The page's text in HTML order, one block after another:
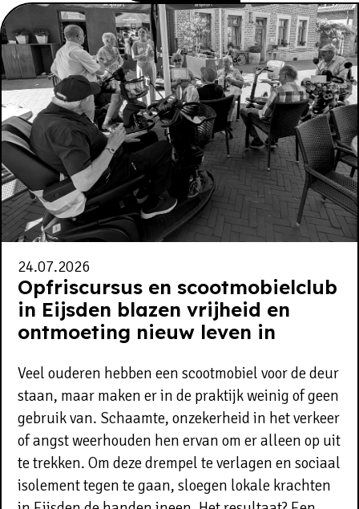
24.07.2026
Opfriscursus en scootmobielclub
in Eijsden blazen vrijheid en
ontmoeting nieuw leven in
Veel ouderen hebben een scootmobiel voor de deur
staan, maar maken er in de praktijk weinig of geen
gebruik van. Schaamte, onzekerheid in het verkeer
of angst weerhouden hen ervan om er alleen op uit
te trekken. Om deze drempel te verlagen en sociaal
isolement tegen te gaan, sloegen lokale krachten